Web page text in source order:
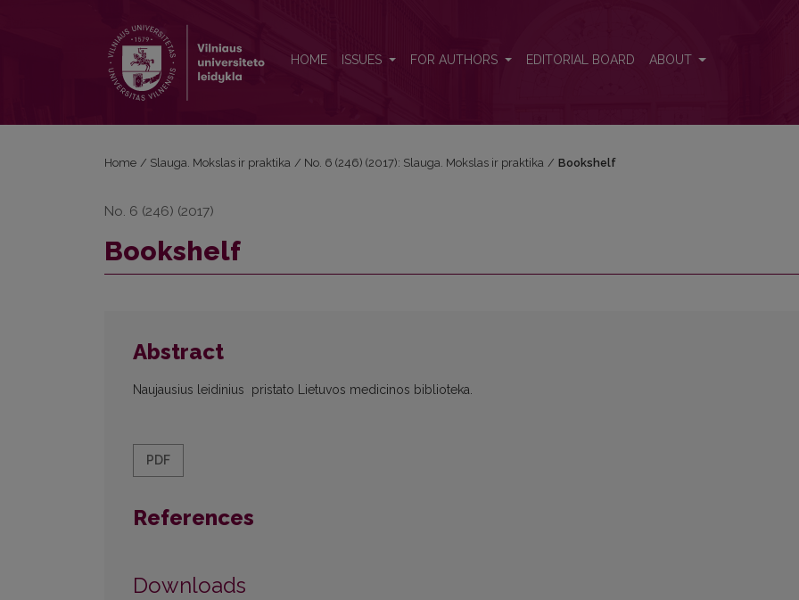
HOME ISSUES FOR AUTHORS EDITORIAL BOARD ABOUT
Home / Slauga. Mokslas ir praktika / No. 6 (246) (2017): Slauga. Mokslas ir praktika / Bookshelf
No. 6 (246) (2017)
Bookshelf
Abstract
Naujausius leidinius pristato Lietuvos medicinos biblioteka.
PDF
References
Downloads